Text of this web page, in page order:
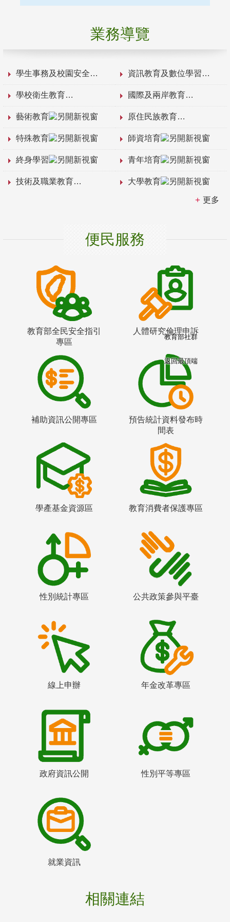
業務導覽
學生事務及校園安全 資訊教育及數位學習
學校衛生教育 國際及兩岸教育
藝術教育 原住民族教育
特殊教育 師資培育
終身學習 青年培育
技術及職業教育 大學教育
更多
便民服務
教育部全民安全指引
專區
人體研究倫理申訴
補助資訊公開專區
預告統計資料發布時
間表
學產基金資源區 教育消費者保護專區
性別統計專區 公共政策參與平臺
線上申辦 年金改革專區
政府資訊公開 性別平等專區
就業資訊
相關連結
教育部社群
返回最頂端